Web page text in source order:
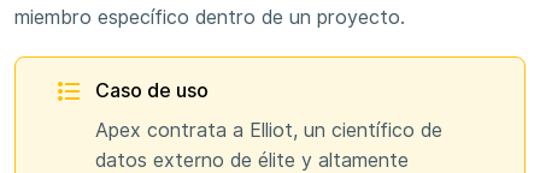
miembro específico dentro de un proyecto.
Caso de uso
Apex contrata a Elliot, un científico de
datos externo de élite y altamente